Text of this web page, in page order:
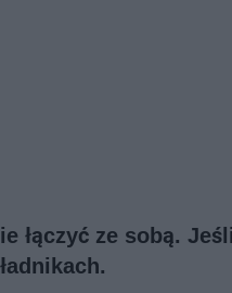
łączyć ze sobą.